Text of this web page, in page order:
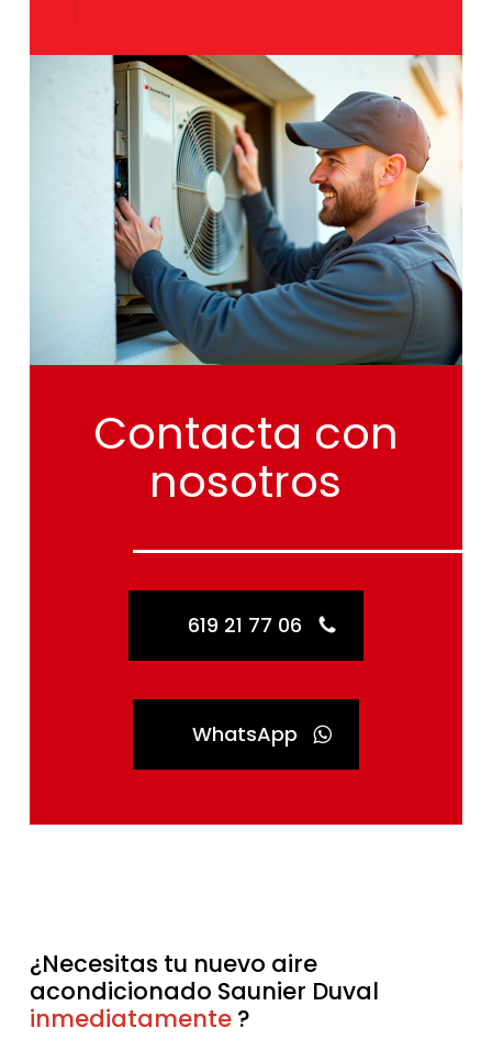
Contacta con
nosotros
619 21 77 06
WhatsApp
¿Necesitas tu nuevo aire
acondicionado Saunier Duval
inmediatamente
sin esperas?